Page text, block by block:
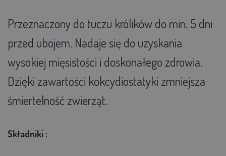
Przeznaczony do tuczu królików do min. 5 dni
przed ubojem. Nadaje się do uzyskania
wysokiej mięsistości i doskonałego zdrowia.
Dzięki zawartości kokcydiostatyki zmniejsza
śmiertelność zwierząt.
Składniki :